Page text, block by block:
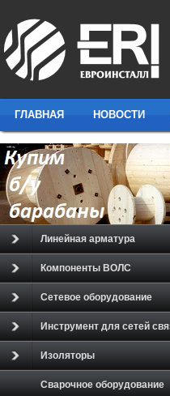
ГЛАВНАЯ НОВОСТИ
Линейная арматура
Компоненты ВОЛС
Сетевое оборудование
Инструмент для сетей
Изоляторы
Сварочное оборудование